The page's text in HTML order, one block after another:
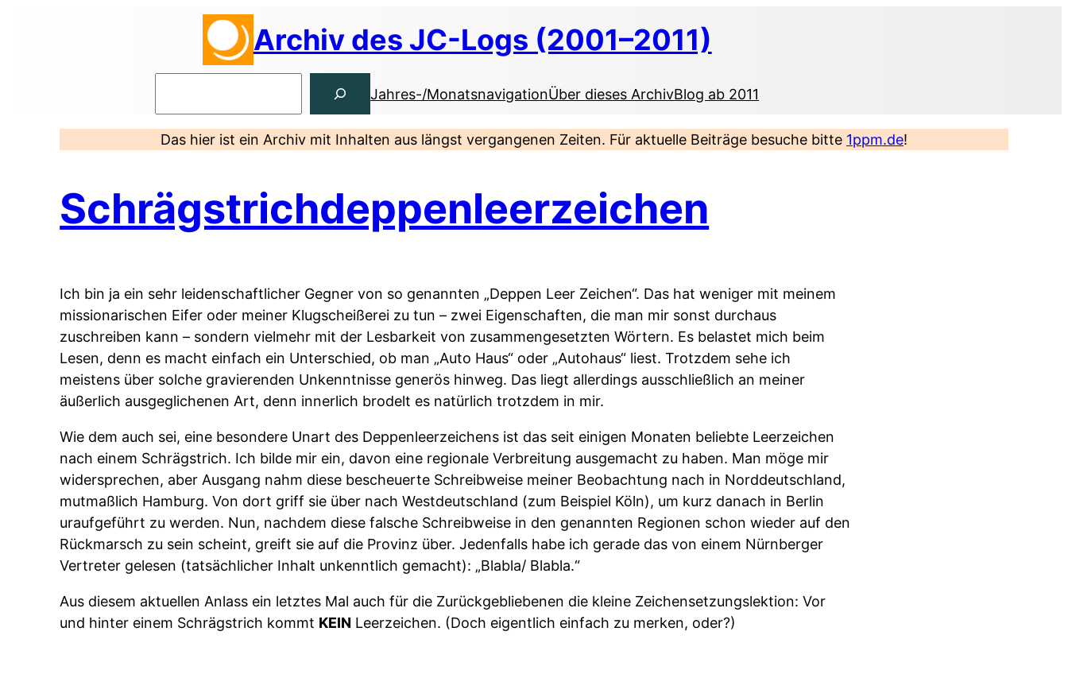
Archiv des JC-Logs (2001–2011)
Jahres-/MonatsnavigationÜber dieses ArchivBlog ab 2011
Das hier ist ein Archiv mit Inhalten aus längst vergangenen Zeiten. Für aktuelle Beiträge besuche bitte 1ppm.de!
Schrägstrichdeppenleerzeichen
Ich bin ja ein sehr leidenschaftlicher Gegner von so genannten „Deppen Leer Zeichen“. Das hat weniger mit meinem
missionarischen Eifer oder meiner Klugscheißerei zu tun – zwei Eigenschaften, die man mir sonst durchaus
zuschreiben kann – sondern vielmehr mit der Lesbarkeit von zusammengesetzten Wörtern. Es belastet mich beim
Lesen, denn es macht einfach ein Unterschied, ob man „Auto Haus“ oder „Autohaus“ liest. Trotzdem sehe ich
meistens über solche gravierenden Unkenntnisse generös hinweg. Das liegt allerdings ausschließlich an meiner
äußerlich ausgeglichenen Art, denn innerlich brodelt es natürlich trotzdem in mir.
Wie dem auch sei, eine besondere Unart des Deppenleerzeichens ist das seit einigen Monaten beliebte Leerzeichen
nach einem Schrägstrich. Ich bilde mir ein, davon eine regionale Verbreitung ausgemacht zu haben. Man möge mir
widersprechen, aber Ausgang nahm diese bescheuerte Schreibweise meiner Beobachtung nach in Norddeutschland,
mutmaßlich Hamburg. Von dort griff sie über nach Westdeutschland (zum Beispiel Köln), um kurz danach in Berlin
uraufgeführt zu werden. Nun, nachdem diese falsche Schreibweise in den genannten Regionen schon wieder auf den
Rückmarsch zu sein scheint, greift sie auf die Provinz über. Jedenfalls habe ich gerade das von einem Nürnberger
Vertreter gelesen (tatsächlicher Inhalt unkenntlich gemacht): „Blabla/ Blabla.“
Aus diesem aktuellen Anlass ein letztes Mal auch für die Zurückgebliebenen die kleine Zeichensetzungslektion: Vor
und hinter einem Schrägstrich kommt KEIN Leerzeichen. (Doch eigentlich einfach zu merken, oder?)